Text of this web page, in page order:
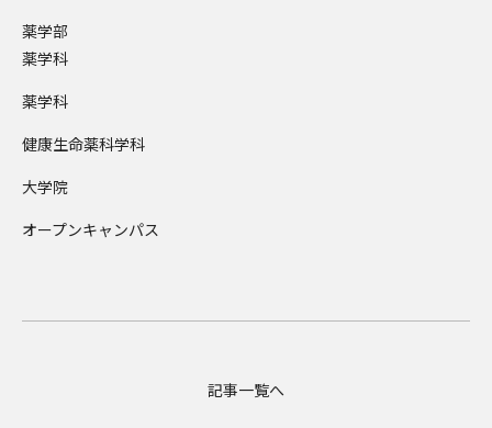
記事一覧へ
薬学部
薬学科
薬学科
健康生命薬科学科
大学院
オープンキャンパス